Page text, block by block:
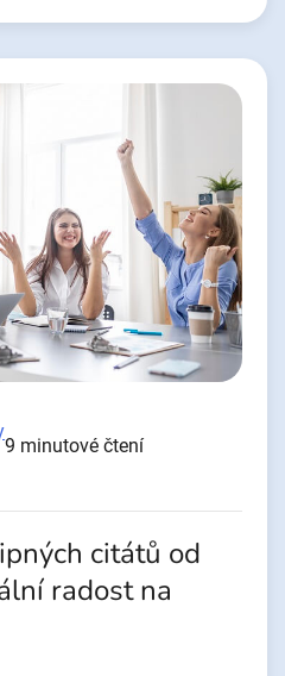
9 minutové čtení
citátů od
radost na